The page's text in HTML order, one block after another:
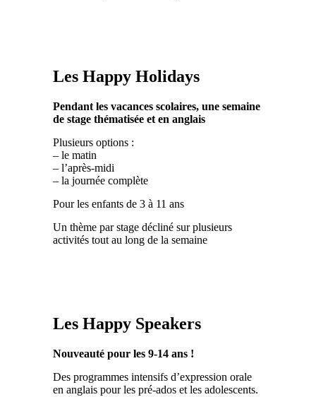
Les Happy Holidays
Pendant les vacances scolaires, une semaine
de stage thématisée et en anglais
Plusieurs options :
– le matin
– l’après-midi
– la journée complète
Pour les enfants de 3 à 11 ans
Un thème par stage décliné sur plusieurs
activités tout au long de la semaine
Les Happy Speakers
Nouveauté pour les 9-14 ans !
Des programmes intensifs d’expression orale
en anglais pour les pré-ados et les adolescents.